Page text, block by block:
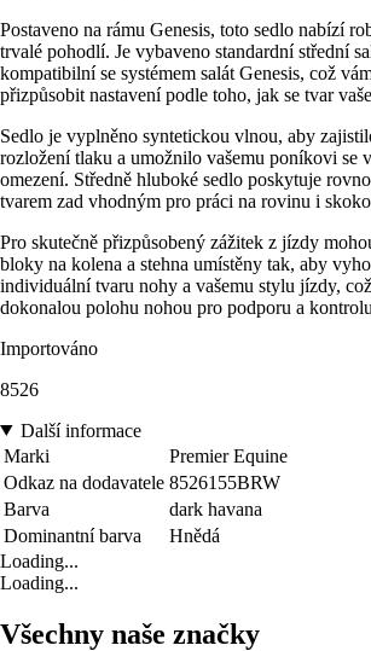
Postaveno na rámu Genesis, toto sedlo nabízí
trvalé pohodlí. Je vybaveno standardní střední
kompatibilní se systémem salát Genesis, což
přizpůsobit nastavení podle toho, jak se tvar
Sedlo je vyplněno syntetickou vlnou, aby
rozložení tlaku a umožnilo vašemu poníkovi se
omezení. Středně hluboké sedlo poskytuje
tvarem zad vhodným pro práci na rovinu i
Pro skutečně přizpůsobený zážitek z jízdy
bloky na kolena a stehna umístěny tak, aby
individuální tvaru nohy a vašemu stylu jízdy,
dokonalou polohu nohou pro podporu a
Importováno
8526
Další informace
Marki
Premier Equine
Odkaz na dodavatele 8526155BRW
Barva
dark havana
Dominantní barva
Hnědá
Loading...
Loading...
Všechny naše značky